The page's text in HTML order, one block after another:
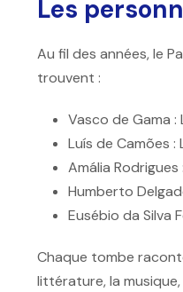
Les
Au fil des années, le
trouvent :
Vasco de Gama :
Luís de Camões :
Amália Rodrigues
Humberto
Eusébio da Silva
Chaque tombe
littérature, la